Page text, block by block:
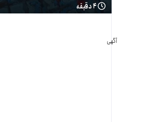
۴ دقیقه
آگهی